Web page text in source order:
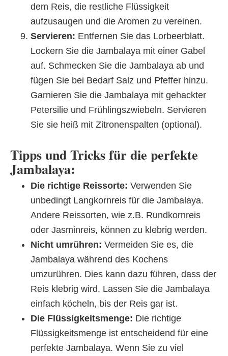
dem Reis, die restliche Flüssigkeit
aufzusaugen und die Aromen zu vereinen.
Servieren: Entfernen Sie das Lorbeerblatt.
Lockern Sie die Jambalaya mit einer Gabel
auf. Schmecken Sie die Jambalaya ab und
fügen Sie bei Bedarf Salz und Pfeffer hinzu.
Garnieren Sie die Jambalaya mit gehackter
Petersilie und Frühlingszwiebeln. Servieren
Sie sie heiß mit Zitronenspalten (optional).
Tipps und Tricks für die perfekte
Jambalaya:
Die richtige Reissorte: Verwenden Sie
unbedingt Langkornreis für die Jambalaya.
Andere Reissorten, wie z.B. Rundkornreis
oder Jasminreis, können zu klebrig werden.
Nicht umrühren: Vermeiden Sie es, die
Jambalaya während des Kochens
umzurühren. Dies kann dazu führen, dass der
Reis klebrig wird. Lassen Sie die Jambalaya
einfach köcheln, bis der Reis gar ist.
Die Flüssigkeitsmenge: Die richtige
Flüssigkeitsmenge ist entscheidend für eine
perfekte Jambalaya. Wenn Sie zu viel